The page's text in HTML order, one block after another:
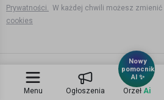
15 lat temu
Teledyski i
Prywatności. W każdej chwili możesz zmienić
cookies
Menu Ogłoszenia
Nowy
pomocnik
AI ✨
Orzeł Ai